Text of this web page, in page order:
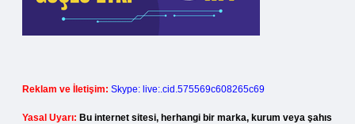
Reklam ve İletişim: Skype: live:.cid.575569c608265c69
Yasal Uyarı: Bu internet sitesi, herhangi bir marka, kurum veya şahıs